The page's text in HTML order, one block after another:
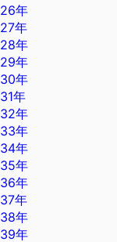
26年
27年
28年
29年
30年
31年
32年
33年
34年
35年
36年
37年
38年
39年